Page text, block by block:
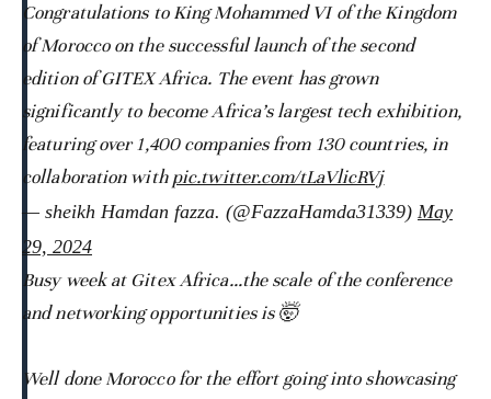
Congratulations to King Mohammed VI of the Kingdom
of Morocco on the successful launch of the second
edition of GITEX Africa. The event has grown
significantly to become Africa’s largest tech exhibition,
featuring over 1,400 companies from 130 countries, in
collaboration withpic.twitter.com/tLaVlicRVj
— sheikh Hamdan fazza. (@FazzaHamda31339) May
29, 2024
Busy week at Gitex Africa…the scale of the conference
and networking opportunities is 🤯
Well done Morocco for the effort going into showcasing